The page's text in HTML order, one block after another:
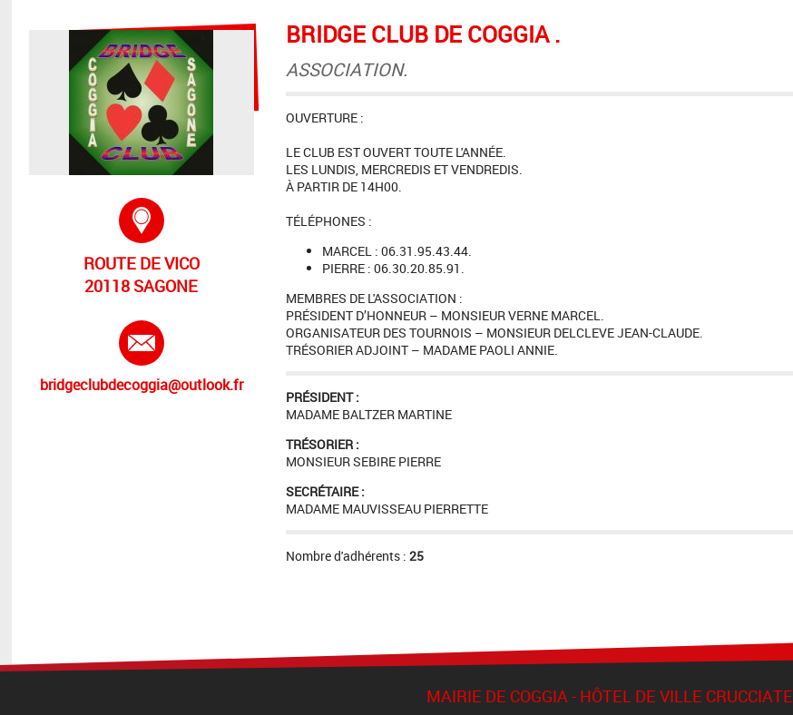
BRIDGE CLUB DE COGGIA .
ASSOCIATION.
OUVERTURE :
LE CLUB EST OUVERT TOUTE L'ANNÉE.
LES LUNDIS, MERCREDIS ET VENDREDIS.
À PARTIR DE 14H00.
TÉLÉPHONES :
MARCEL : 06.31.95.43.44.
PIERRE : 06.30.20.85.91.
MEMBRES DE L'ASSOCIATION :
PRÉSIDENT D’HONNEUR – MONSIEUR VERNE MARCEL.
ORGANISATEUR DES TOURNOIS – MONSIEUR DELCLEVE JEAN-CLAUDE.
TRÉSORIER ADJOINT – MADAME PAOLI ANNIE.
PRÉSIDENT :
MADAME BALTZER MARTINE
TRÉSORIER :
MONSIEUR SEBIRE PIERRE
SECRÉTAIRE :
MADAME MAUVISSEAU PIERRETTE
Nombre d'adhérents :25
ROUTE DE VICO
20118 SAGONE
bridgeclubdecoggia@outlook.fr
MAIRIE DE COGGIA - HÔTEL DE VILLE CRUCCIATE